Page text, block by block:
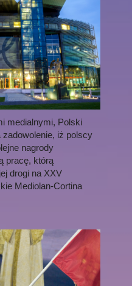
medialnymi, Polski
iż polscy
nagrody
pracę, którą
drogi na XXV
Mediolan-Cortina